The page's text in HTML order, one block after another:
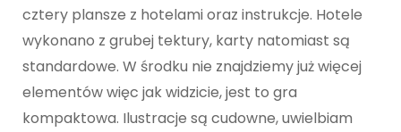
cztery plansze z hotelami oraz instrukcje. Hotele
wykonano z grubej tektury, karty natomiast są
standardowe. W środku nie znajdziemy już więcej
elementów więc jak widzicie, jest to gra
kompaktowa. Ilustracje są cudowne, uwielbiam